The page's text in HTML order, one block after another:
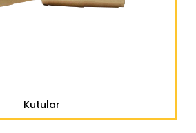
Kutular